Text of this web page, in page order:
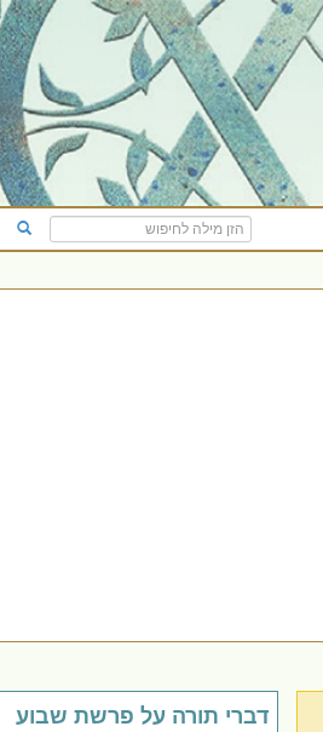
דברי תורה על פרשת שבוע